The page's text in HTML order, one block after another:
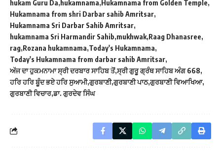
hukam Guru Da hukamnama Hukamnama from Golden Temple
Hukamnama from shri Darbar sahib Amritsar
Hukamnama Sri Darbar Sahib Amritsar
hukamnama Sri Harmandir Sahib mukhwak Raag Dhanasree
rag Rozana hukamnama Today's Hukamnama
Today's Hukamnama from darbar sahib Amritsar
ਅੱਜ ਦਾ ਹੁਕਮਨਾਮਾ ਸ੍ਰੀ ਦਰਬਾਰ ਸਾਹਿਬ ਤੋਂ ਸ੍ਰੀ ਗੁਰੂ ਗ੍ਰੰਥ ਸਾਹਿਬ ਅੰਗ 668
ਹਰਿ ਹਰਿ ਬੂੰਦ ਭਏ ਹਰਿ ਸੁਆਮੀ ਗੁਰਬਾਣੀ ਗੁਰਬਾਣੀ ਪਾਠ ਗੁਰਬਾਣੀ ਵਿਆਖਿਆ
ਗੁਰਬਾਣੀ ਵਿਚਾਰ ਡਾ. ਗੁਰਦੇਵ ਸਿੰਘ